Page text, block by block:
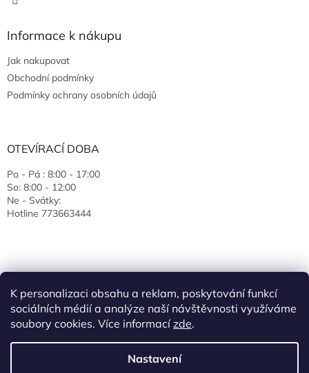
K personalizaci obsahu a reklam, poskytování funkcí
sociálních médií a analýze naší návštěvnosti využíváme
soubory cookies. Více informacízde.
Nastavení
Informace k nákupu
Jak nakupovat
Obchodní podmínky
Podmínky ochrany osobních údajů
OTEVÍRACÍ DOBA
Po - Pá : 8:00 - 17:00
So: 8:00 - 12:00
Ne - Svátky:
Hotline 773663444